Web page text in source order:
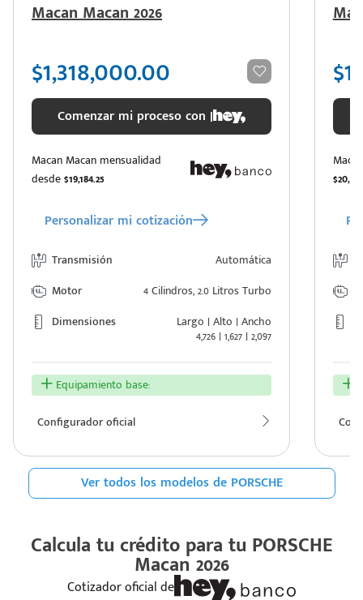
Macan Macan 2026
$1,318,000.00
Comenzar mi proceso con |
Macan Macan mensualidad
desde$19,184.25
Personalizar mi cotización
Transmisión
Automática
Motor
4 Cilindros, 2.0 Litros Turbo
Dimensiones
Largo | Alto | Ancho
4,726 | 1,627 | 2,097
Equipamiento base:
Configurador oficial
Ver todos los modelos de PORSCHE
Calcula tu crédito para tu PORSCHE
Macan 2026
Cotizador oficial de